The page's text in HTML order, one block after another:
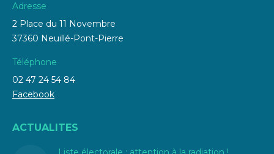
Adresse
2 Place du 11 Novembre
37360 Neuillé-Pont-Pierre
Téléphone
02 47 24 54 84
Facebook
ACTUALITES